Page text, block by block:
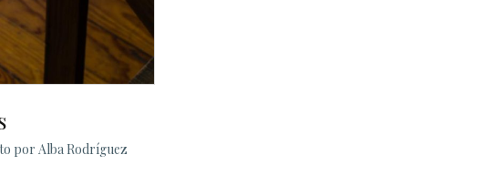
por Alba Rodríguez